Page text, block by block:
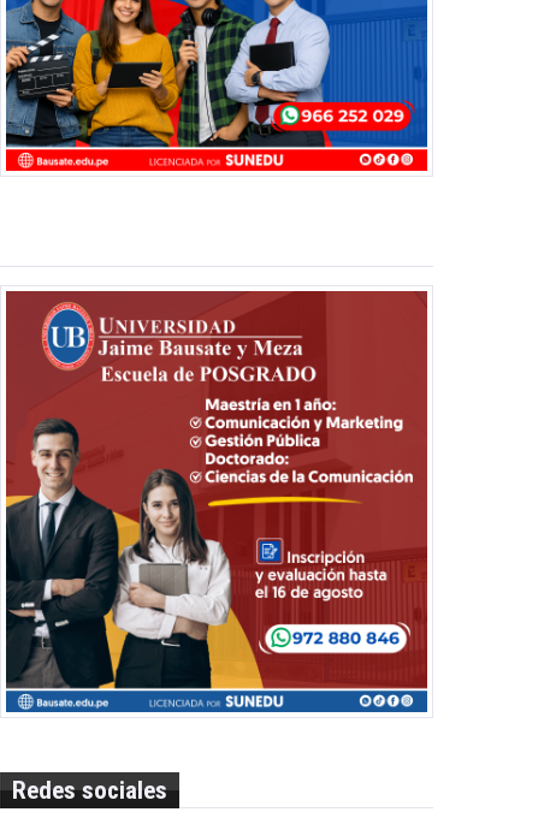
Redes sociales